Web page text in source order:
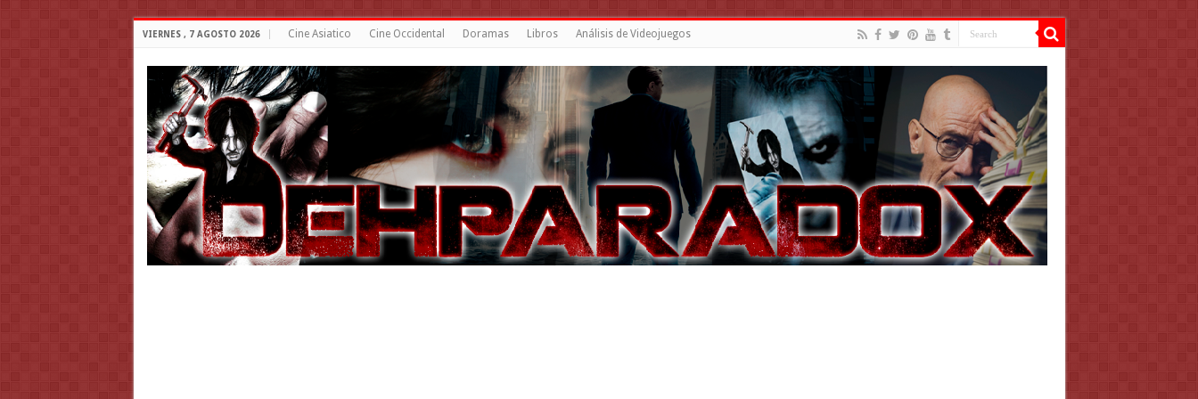
VIERNES , 7 AGOSTO 2026 Cine Asiatico Cine Occidental Doramas Libros Análisis de Videojuegos